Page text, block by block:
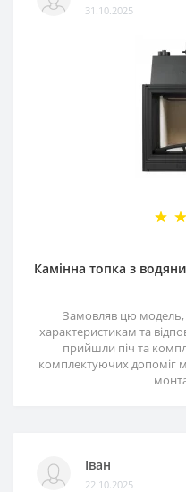
31.10.2025
Камінна топка з
Замовляв цю модель,
характеристикам та
прийшли піч та
комплектуючих допоміг
Іван
22.10.2025